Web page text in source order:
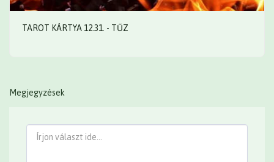
TAROT KÁRTYA 12.31. - TŰZ
Megjegyzések